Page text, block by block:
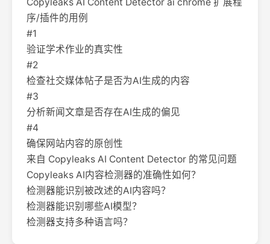
序/插件的用例
#1
验证学术作业的真实性
#2
检查社交媒体帖子是否为AI生成的内容
#3
分析新闻文章是否存在AI生成的偏见
#4
确保网站内容的原创性
来自 Copyleaks AI Content Detector 的常见问题
Copyleaks AI内容检测器的准确性如何？
检测器能识别被改述的AI内容吗？
检测器能识别哪些AI模型？
检测器支持多种语言吗？